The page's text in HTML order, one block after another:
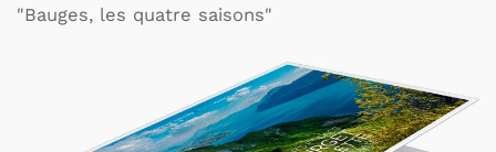
"Bauges, les quatre saisons"